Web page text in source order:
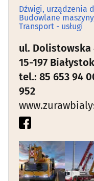
Transport - usługi(122)
Dźwigi, urządzenia
Budowlane
Transport - usługi
ul. Dolistowska
15-197 Białystok
tel.: 85 653 94
952